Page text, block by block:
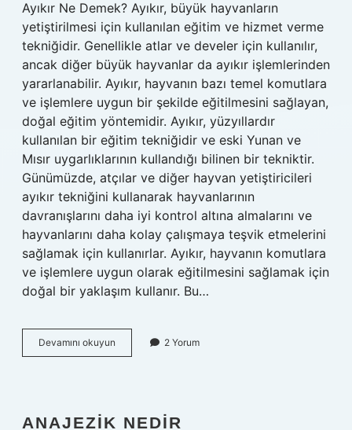
Ayıkır Ne Demek? Ayıkır, büyük hayvanların
yetiştirilmesi için kullanılan eğitim ve hizmet verme
tekniğidir. Genellikle atlar ve develer için kullanılır,
ancak diğer büyük hayvanlar da ayıkır işlemlerinden
yararlanabilir. Ayıkır, hayvanın bazı temel komutlara
ve işlemlere uygun bir şekilde eğitilmesini sağlayan,
doğal eğitim yöntemidir. Ayıkır, yüzyıllardır
kullanılan bir eğitim tekniğidir ve eski Yunan ve
Mısır uygarlıklarının kullandığı bilinen bir tekniktir.
Günümüzde, atçılar ve diğer hayvan yetiştiricileri
ayıkır tekniğini kullanarak hayvanlarının
davranışlarını daha iyi kontrol altına almalarını ve
hayvanlarını daha kolay çalışmaya teşvik etmelerini
sağlamak için kullanırlar. Ayıkır, hayvanın komutlara
ve işlemlere uygun olarak eğitilmesini sağlamak için
doğal bir yaklaşım kullanır. Bu…
Devamını okuyun
ne
2 Yorum
ANAJEZIK NEDIR